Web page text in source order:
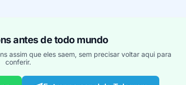
antes de todo mundo
assim que eles saem, sem precisar voltar aqui para
conferir.